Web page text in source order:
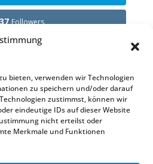
bieten, verwenden wir Technologien
zu speichern und/oder darauf
zustimmst, können wir
eindeutige IDs auf dieser Website
nicht erteilst oder
Merkmale und Funktionen
Followers